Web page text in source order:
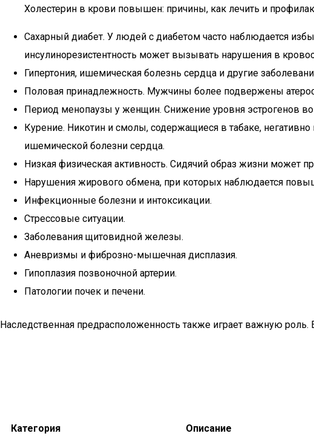
Холестерин в крови повышен: причины, как лечить и
Сахарный диабет. У людей с диабетом часто наблюдается
инсулинорезистентность может вызывать нарушения в
Гипертония, ишемическая болезнь сердца и другие
Половая принадлежность. Мужчины более подвержены
Период менопаузы у женщин. Снижение уровня эстрогенов во
Курение. Никотин и смолы, содержащиеся в табаке,
ишемической болезни сердца.
Низкая физическая активность. Сидячий образ жизни может
Нарушения жирового обмена, при которых наблюдается
Инфекционные болезни и интоксикации.
Стрессовые ситуации.
Заболевания щитовидной железы.
Аневризмы и фиброзно-мышечная дисплазия.
Гипоплазия позвоночной артерии.
Патологии почек и печени.
Наследственная предрасположенность также играет важную
Категория Описание